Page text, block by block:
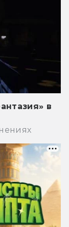
в